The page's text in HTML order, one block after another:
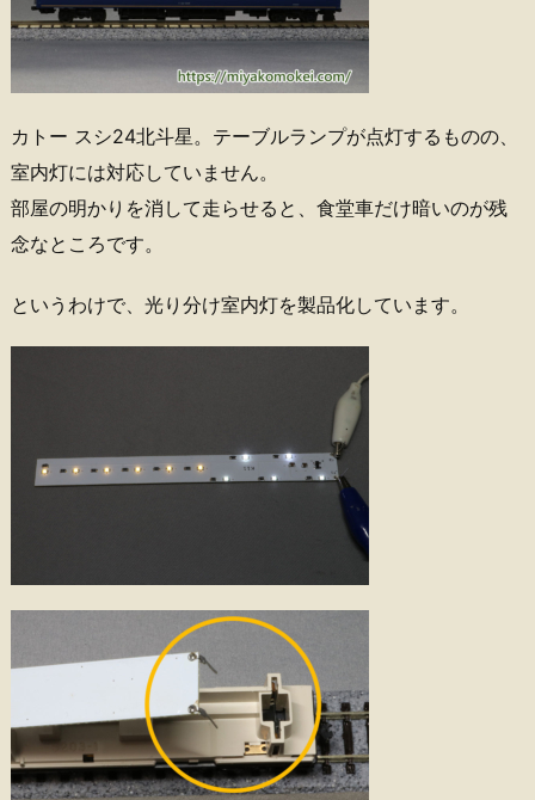
カトー スシ24北斗星。テーブルランプが点灯するものの、
室内灯には対応していません。
部屋の明かりを消して走らせると、食堂車だけ暗いのが残
念なところです。
というわけで、光り分け室内灯を製品化しています。